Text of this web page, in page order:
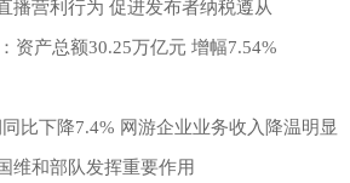
播营利行为 促进发布者纳税遵从
资产总额30.25万亿元 增幅7.54%
比下降7.4% 网游企业业务收入降温明显
维和部队发挥重要作用